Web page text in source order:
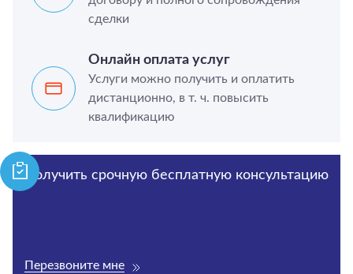
сделки
Онлайн оплата услуг
Услуги можно получить и оплатить
дистанционно, в т. ч. повысить
квалификацию
Получить срочную бесплатную консультацию
Перезвоните мне